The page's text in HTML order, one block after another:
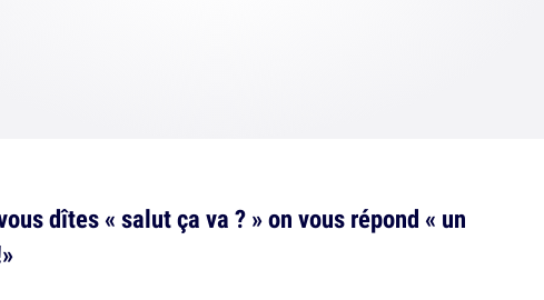
dîtes « salut ça va ? » on vous répond « un